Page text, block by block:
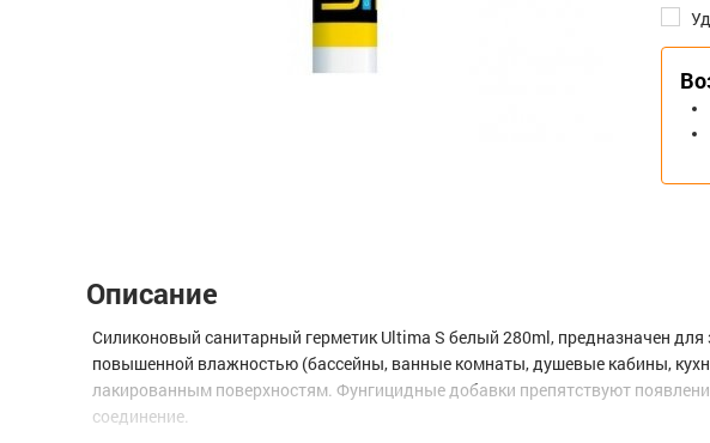
Описание
Силиконовый санитарный герметик Ultima S белый 280ml, предназначен
повышенной влажностью (бассейны, ванные комнаты, душевые кабины,
лакированным поверхностям. Фунгицидные добавки препятствуют
соединение.